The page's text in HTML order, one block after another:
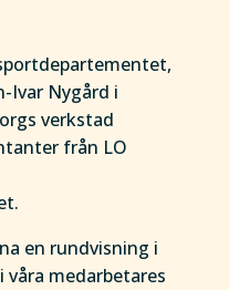
Ivar Nygård i
verkstad
från LO
en rundvisning i
våra medarbetares